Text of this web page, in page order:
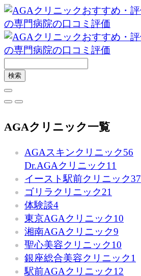
AGAクリニック一覧
AGAスキンクリニック56
Dr.AGAクリニック11
イースト駅前クリニック37
ゴリラクリニック21
体験談4
東京AGAクリニック10
湘南AGAクリニック9
聖心美容クリニック10
銀座総合美容クリニック1
駅前AGAクリニック12